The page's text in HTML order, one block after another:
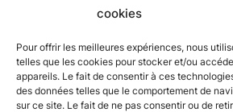
cookies
Pour offrir les meilleures expériences, nous
telles que les cookies pour stocker et/ou
appareils. Le fait de consentir à ces
des données telles que le comportement de
sur ce site. Le fait de ne pas consentir ou de
06 12 34 87 40
maufit.coaching@gmail.com